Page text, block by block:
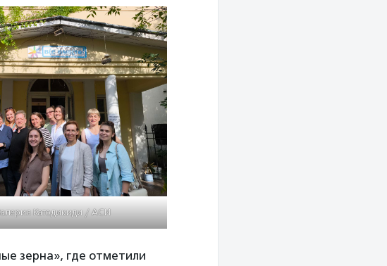
Катодикиди / АСИ
зерна», где отметили